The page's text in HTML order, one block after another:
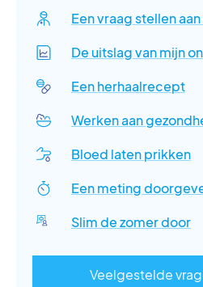
Een vraag stellen
De uitslag van mijn
Een herhaalrecept
Werken aan
Bloed laten prikken
Een meting
Slim de zomer door
Veelgestelde